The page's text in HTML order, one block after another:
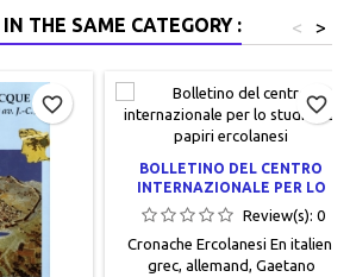
THE SAME CATEGORY : >
<
favorite_border
BOLLETINO DEL CENTRO
INTERNAZIONALE PER LO
STUDIO DEI PAPIRI
ERCOLANESI -10/1980
Review(s): 0
Cronache Ercolanesi En italien,
grec, allemand, Gaetano
favorite_border